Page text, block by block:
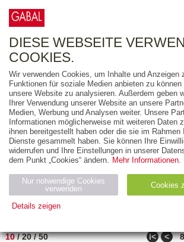
FREITEXT
AUSGABEART
AUS DER REIHE
ZUM THEMA
Neuerscheinung
PREIS
10/20/50 ǀ< <
DIESE WEBSEITE
COOKIES.
Wir verwenden Cookies, um Inhalte und Anzeigen
Funktionen für soziale Medien anbieten zu
unsere Website zu analysieren. Außerdem geben
Ihrer Verwendung unserer Website an unsere
Medien, Werbung und Analysen weiter. Unsere
Informationen möglicherweise mit weiteren Daten
ihnen bereitgestellt haben oder die sie im Rahmen
Dienste gesammelt haben. Sie können Ihre
widerrufen und Ihre Einstellungen in unserer
dem Punkt „Cookies“ ändern. Mehr Informationen.
Nur notwendige Cookies
verwenden
Cookies
Details zeigen